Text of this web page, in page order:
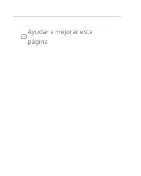
Ayudar a mejorar esta
página